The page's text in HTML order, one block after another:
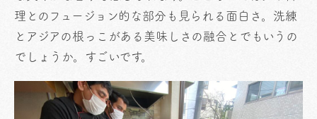
理とのフュージョン的な部分も見られる面白さ。洗練
とアジアの根っこがある美味しさの融合とでもいうの
でしょうか。すごいです。